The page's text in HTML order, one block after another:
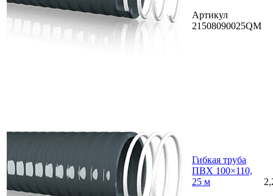
Артикул
21508090025QM
Гибкая труба
ПВХ 100×110,
25 м